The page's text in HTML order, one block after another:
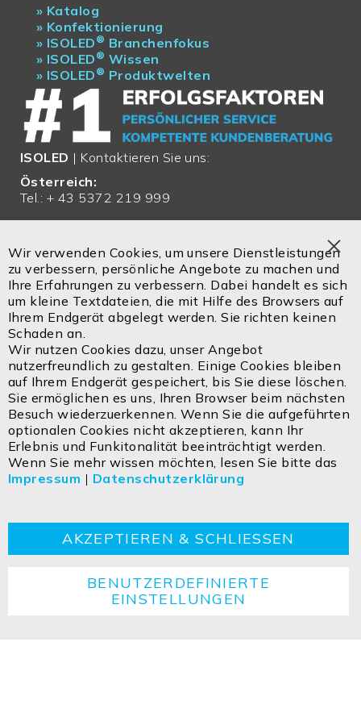
» Katalog
» Konfektionierung
» ISOLED ® Branchenfokus
» ISOLED ® Wissen
» ISOLED ® Produktwelten
ISOLED | Kontaktieren Sie uns:
Österreich:
Tel.: + 43 5372 219 999
Deutschland:
Tel.: + 49 810 48 999 200
Email:office@isoled.de
Email:info@isoled.shop
www.isoled.shop
ISOLED FIAI Handels GmbH
Egerbach 48
A-6334 SCHWOICH
AGBsCookieRetourenEntsorgungshinweise
Copyright ©2026 ISOLED FIAI Handels GmbH All
Bar
Wir verwenden Cookies, um unsere Dienstleistungen
zu verbessern, persönliche Angebote zu machen und
Ihre Erfahrungen zu verbessern. Dabei handelt es sich
um kleine Textdateien, die mit Hilfe des Browsers auf
Ihrem Endgerät abgelegt werden. Sie richten keinen
Schaden an.
Wir nutzen Cookies dazu, unser Angebot
nutzerfreundlich zu gestalten. Einige Cookies bleiben
auf Ihrem Endgerät gespeichert, bis Sie diese löschen.
Sie ermöglichen es uns, Ihren Browser beim nächsten
Besuch wiederzuerkennen. Wenn Sie die aufgeführten
optionalen Cookies nicht akzeptieren, kann Ihr
Erlebnis und Funkitonalität beeinträchtigt werden.
Wenn Sie mehr wissen möchten, lesen Sie bitte das
Impressum | Datenschutzerklärung
AKZEPTIEREN & SCHLIESSEN
BENUTZERDEFINIERTE
EINSTELLUNGEN